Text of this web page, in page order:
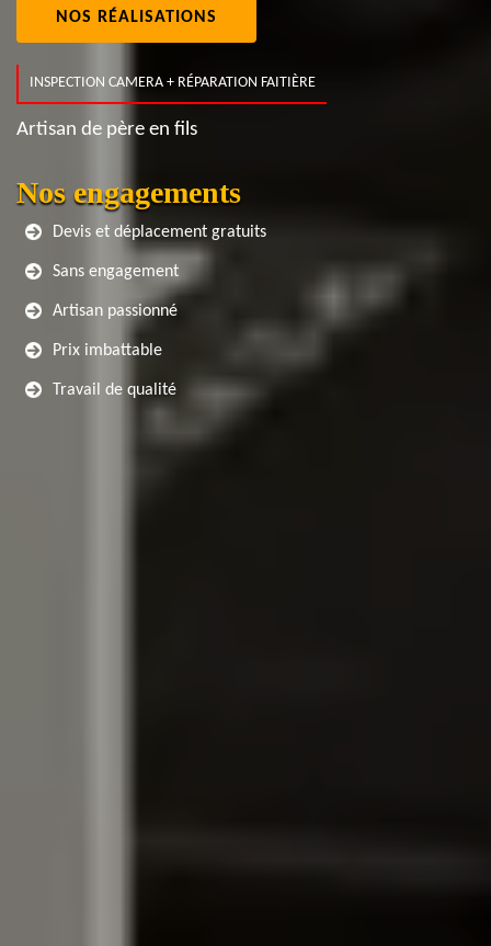
NOS RÉALISATIONS
INSPECTION CAMERA + RÉPARATION FAITIÈRE
Artisan de père en fils
Nos engagements
Devis et déplacement gratuits
Sans engagement
Artisan passionné
Prix imbattable
Travail de qualité